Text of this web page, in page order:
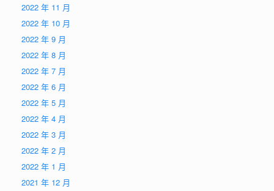
2022 年 11 月
2022 年 10 月
2022 年 9 月
2022 年 8 月
2022 年 7 月
2022 年 6 月
2022 年 5 月
2022 年 4 月
2022 年 3 月
2022 年 2 月
2022 年 1 月
2021 年 12 月